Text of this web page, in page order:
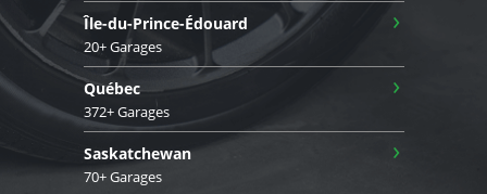
Île-du-Prince-Édouard
20+ Garages
›
Québec
372+ Garages
›
Saskatchewan
70+ Garages
›